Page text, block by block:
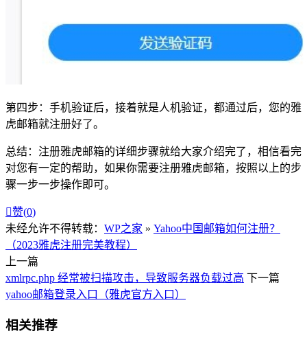
第四步：手机验证后，接着就是人机验证，都通过后，您的雅
虎邮箱就注册好了。
总结：注册雅虎邮箱的详细步骤就给大家介绍完了，相信看完
对您有一定的帮助，如果你需要注册雅虎邮箱，按照以上的步
骤一步一步操作即可。
赞(0)
未经允许不得转载： WP之家 » Yahoo中国邮箱如何注册？
（2023雅虎注册完美教程）
上一篇
xmlrpc.php 经常被扫描攻击，导致服务器负载过高 下一篇
yahoo邮箱登录入口（雅虎官方入口）
相关推荐